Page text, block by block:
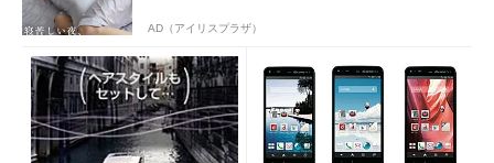
AD（アイリスプラザ）